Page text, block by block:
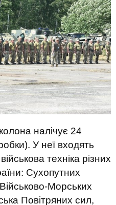
налічує 24
У неї входять
техніка різних
Сухопутних
Морських
Повітряних сил,